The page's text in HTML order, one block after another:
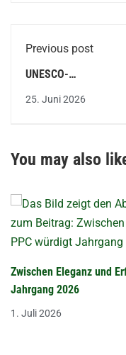
Previous post
UNESCO-
25. Juni 2026
You may also
Zwischen Eleganz und
Jahrgang 2026
1. Juli 2026